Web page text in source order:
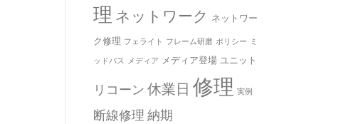
理 ネットワーク ネットワー
ク修理 フェライト フレーム研磨 ポリシー ミ
ッドバス メディア メディア登場 ユニット
リコーン 休業日 修理 実例
断線修理 納期